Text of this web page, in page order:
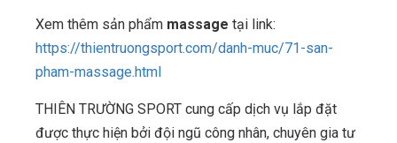
Xem thêm sản phẩm massage tại link:
https://thientruongsport.com/danh-muc/71-san-
pham-massage.html
THIÊN TRƯỜNG SPORT cung cấp dịch vụ lắp đặt
được thực hiện bởi đội ngũ công nhân, chuyên gia tư